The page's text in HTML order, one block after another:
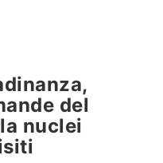
del
nuclei